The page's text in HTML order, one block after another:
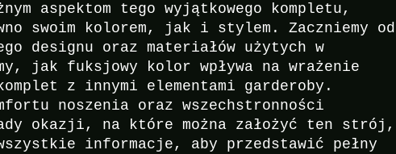
aspektom tego wyjątkowego kompletu,
swoim kolorem, jak i stylem. Zaczniemy od
designu oraz materiałów użytych w
jak fuksjowy kolor wpływa na wrażenie
z innymi elementami garderoby.
noszenia oraz wszechstronności
okazji, na które można założyć ten strój,
informacje, aby przedstawić pełny